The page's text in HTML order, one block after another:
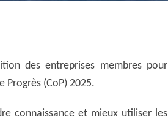
des entreprises membres pour
Progrès (CoP) 2025.
connaissance et mieux utiliser les